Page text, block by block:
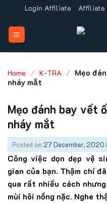
to
content
Login Affiliate Affiliate
Home / K-TRA / Mẹo
nháy mắt
Mẹo đánh bay vết
nháy mắt
Posted on 27 December, 2020
Công việc dọn dẹp vệ
gian của bạn. Thậm chí
qua rất nhiều cách
mùi hôi nồng nặc. Nghe